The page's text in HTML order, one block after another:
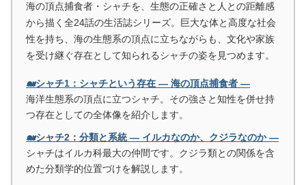
海の頂点捕食者・シャチを、生態の正確さと人との距離感
から描く全24話の生活誌シリーズ。巨大な体と高度な社会
性を持ち、海の生態系の頂点に立ちながらも、文化や家族
を受け継ぐ存在として知られるシャチの姿を見つめます。
🐋シャチ1：シャチという存在 ― 海の頂点捕食者 ―
海洋生態系の頂点に立つシャチ。その強さと知性を併せ持
つ存在としての全体像を紹介します。
🐋シャチ2：分類と系統 ― イルカなのか、クジラなのか ―
シャチはイルカ科最大の仲間です。クジラ類との関係を含
めた分類学的位置づけを解説します。